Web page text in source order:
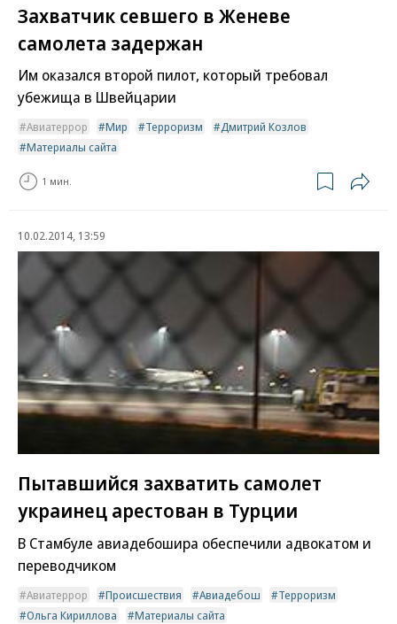
Захватчик севшего в Женеве
самолета задержан
Им оказался второй пилот, который требовал
убежища в Швейцарии
Авиатеррор Мир Терроризм
Дмитрий Козлов
Материалы сайта
1 мин.
10.02.2014, 13:59
Пытавшийся захватить самолет
украинец арестован в Турции
В Стамбуле авиадебошира обеспечили адвокатом и
переводчиком
Авиатеррор Происшествия Авиадебош
Терроризм
Ольга Кириллова
Материалы сайта